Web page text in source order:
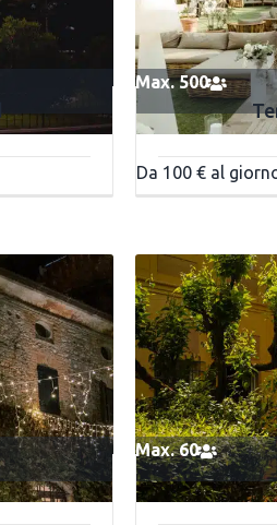
Max. 500
Da 100 € al
Max. 60